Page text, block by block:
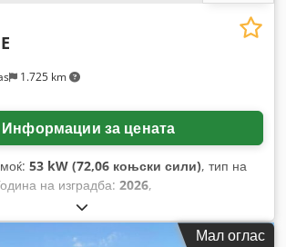
1.725 km
Информации за цената
53 kW (72,06 коњски сили), тип на
на изградба: 2026,
Мал оглас